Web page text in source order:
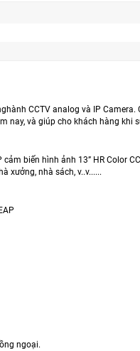
CCTV analog và IP
nay, và giúp cho khách hàng
biến hình ảnh 13” HR Color
xưởng, nhà sách, v..v......
ngoại.